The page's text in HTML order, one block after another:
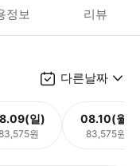
정보 리뷰
다른날짜
일)
원
08.10(월)
83,575원